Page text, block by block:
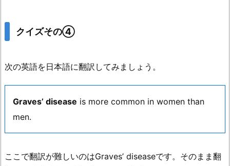
クイズその④
次の英語を日本語に翻訳してみましょう。
Graves’ disease is more common in women than
men.
ここで翻訳が難しいのはGraves’ diseaseです。そのまま翻